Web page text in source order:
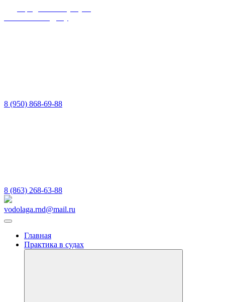
8 (950) 868-69-88
8 (863) 268-63-88
vodolaga.rnd@mail.ru
Главная
Практика в судах